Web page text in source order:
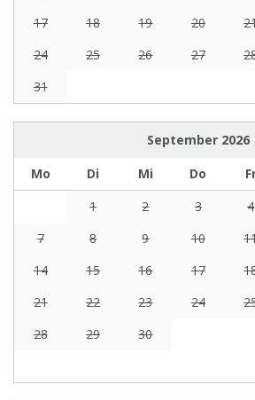
17
18 19 20
24
25 26 27
31
September 2026
Mo
Di Mi Do
1
2 3 4
7
8 9 10
14
15 16 17
21
22 23 24
28
29 30